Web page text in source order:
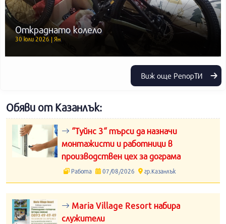
Откраднато колело
30 юли 2026 | Ян
Виж още РепорТИ
Обяви от Казанлък:
“Туйнс 3“ търси да назначи
монтажисти и работници в
производствен цех за дограма
Работа 07/08/2026 гр.Казанлък
Maria Village Resort набира
служители